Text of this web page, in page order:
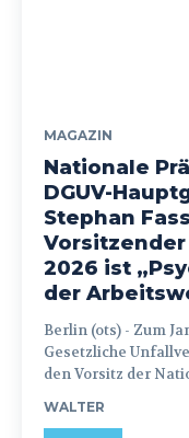
MAGAZIN
Nationale
DGUV-
Stephan
2026 ist
der
Berlin (ots) - Zum Januar 2026 hat die Deutsche
Gesetzliche
den Vorsitz der
WALTER